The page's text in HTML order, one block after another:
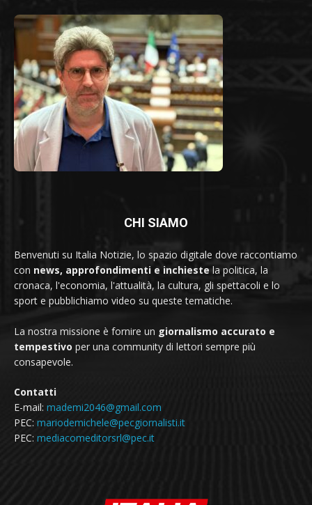
CHI SIAMO
Benvenuti su Italia Notizie, lo spazio digitale dove raccontiamo
con news, approfondimenti e inchieste la politica, la
cronaca, l'economia, l'attualità, la cultura, gli spettacoli e lo
sport e pubblichiamo video su queste tematiche.
La nostra missione è fornire un giornalismo accurato e
tempestivo per una community di lettori sempre più
consapevole.
Contatti
E-mail: mademi2046@gmail.com
PEC: mariodemichele@pecgiornalisti.it
PEC: mediacomeditorsrl@pec.it